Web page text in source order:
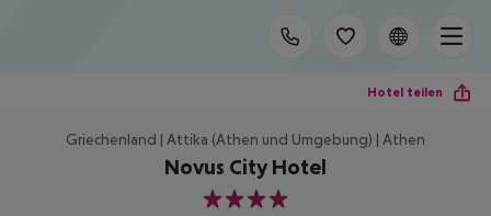
Hotel teilen
Griechenland | Attika (Athen und Umgebung) | Athen
Novus City Hotel
4